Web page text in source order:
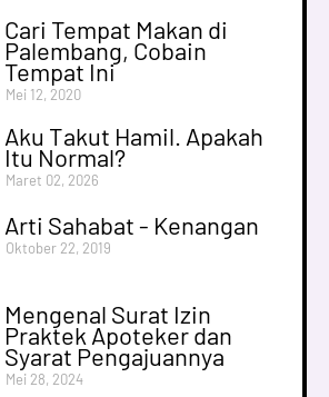
Cari Tempat Makan di
Palembang, Cobain
Tempat Ini
Mei 12, 2020
Aku Takut Hamil. Apakah
Itu Normal?
Maret 02, 2026
Arti Sahabat - Kenangan
Oktober 22, 2019
Mengenal Surat Izin
Praktek Apoteker dan
Syarat Pengajuannya
Mei 28, 2024